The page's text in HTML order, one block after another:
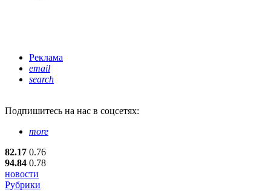
Реклама
email
search
Подпишитесь на нас в соцсетях:
more
82.17 0.76
94.84 0.78
новости
Рубрики